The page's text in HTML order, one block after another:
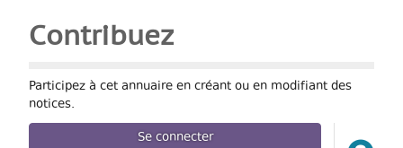
Contribuez
Participez à cet annuaire en créant ou en modifiant des
notices.
Se connecter